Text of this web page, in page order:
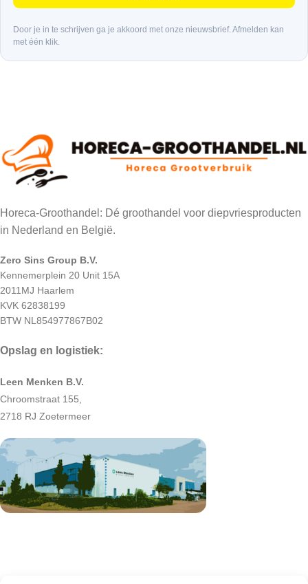
Door je in te schrijven ga je akkoord met onze nieuwsbrief. Afmelden kan
met één klik.
Horeca-Groothandel: Dé groothandel voor diepvriesproducten
in Nederland en België.
Zero Sins Group B.V.
Kennemerplein 20 Unit 15A
2011MJ Haarlem
KVK 62838199
BTW NL854977867B02
Opslag en logistiek:
Leen Menken B.V.
Chroomstraat 155,
2718 RJ Zoetermeer